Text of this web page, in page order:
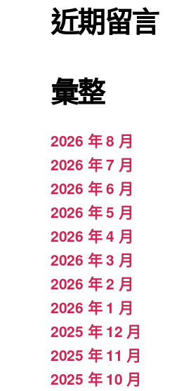
近期留言
彙整
2026 年 8 月
2026 年 7 月
2026 年 6 月
2026 年 5 月
2026 年 4 月
2026 年 3 月
2026 年 2 月
2026 年 1 月
2025 年 12 月
2025 年 11 月
2025 年 10 月